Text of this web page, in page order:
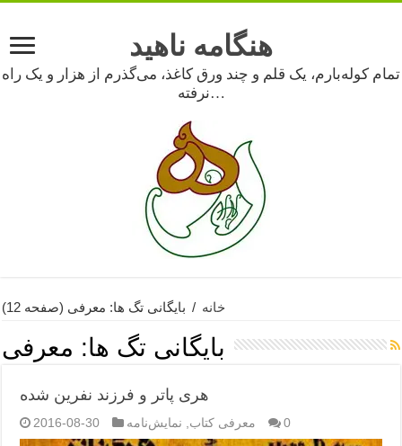
هنگامه ناهید
تمام کوله‌بارم، یک قلم و چند ورق کاغذ، می‌گذرم از هزار و یک راه
نرفته…
خانه / بایگانی تگ ها: معرفی (صفحه 12)
بایگانی تگ ها: معرفی
هری پاتر و فرزند نفرين شده
2016-08-30 معرفی کتاب نمایش‌نامه 0